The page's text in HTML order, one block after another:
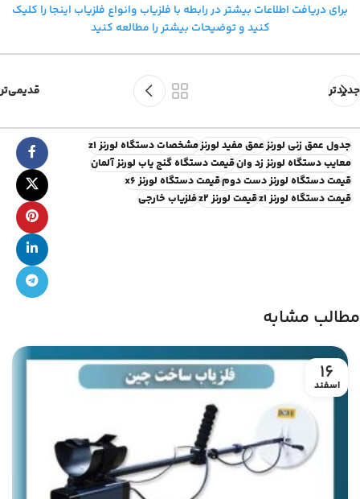
برای دریافت اطلاعات بیشتر در رابطه با فلزیاب وانواع فلزیاب اینجا را کلیک
کنید و توضیحات بیشتر را مطالعه کنید
جدیدتر قدیمی‌تر
جدول عمق زنی لورنزعمق مفید لورنزمشخصات دستگاه لورنز z1
معایب دستگاه لورنز زد وانقیمت دستگاه گنج یاب لورنز آلمان
قیمت دستگاه لورنز دست دومقیمت دستگاه لورنز x6
قیمت دستگاه لورنز z1
قیمت لورنز z2 فلزیاب خارجی
مطالب مشابه
16
اسفند